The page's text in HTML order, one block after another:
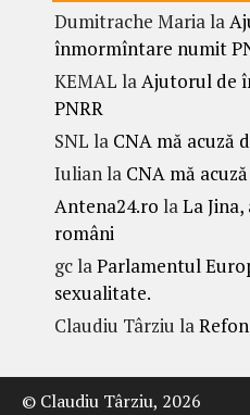
Dumitrache Mariala
înmormîntare numit
KEMAL laAjutorul de
PNRR
SNL la CNA mă acuză
Iulianla CNA mă
Antena24.ro laLa
români
gclaParlamentul
sexualitate.
Claudiu Târziu la
© Claudiu Târziu, 2026